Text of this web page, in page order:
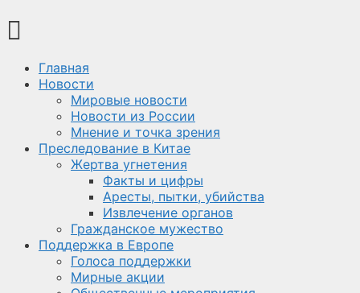
Главная
Новости
Мировые новости
Новости из России
Мнение и точка зрения
Преследование в Китае
Жертва угнетения
Факты и цифры
Аресты, пытки, убийства
Извлечение органов
Гражданское мужество
Поддержка в Европе
Голоса поддержки
Мирные акции